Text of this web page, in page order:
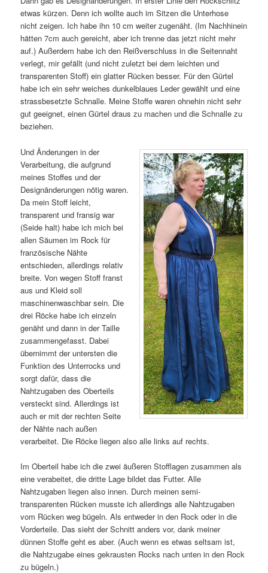
etwas kürzen. Denn ich wollte auch im Sitzen die Unterhose
nicht zeigen. Ich habe ihn 10 cm weiter zugenäht. (Im Nachhinein
hätten 7cm auch gereicht, aber ich trenne das jetzt nicht mehr
auf.) Außerdem habe ich den Reißverschluss in die Seitennaht
verlegt, mir gefällt (und nicht zuletzt bei dem leichten und
transparenten Stoff) ein glatter Rücken besser. Für den Gürtel
habe ich ein sehr weiches dunkelblaues Leder gewählt und eine
strassbesetzte Schnalle. Meine Stoffe waren ohnehin nicht sehr
gut geeignet, einen Gürtel draus zu machen und die Schnalle zu
beziehen.
Und Änderungen in der
Verarbeitung, die aufgrund
meines Stoffes und der
Designänderungen nötig waren.
Da mein Stoff leicht,
transparent und fransig war
(Seide halt) habe ich mich bei
allen Säumen im Rock für
französische Nähte
entschieden, allerdings relativ
breite. Von wegen Stoff franst
aus und Kleid soll
maschinenwaschbar sein. Die
drei Röcke habe ich einzeln
genäht und dann in der Taille
zusammengefasst. Dabei
übernimmt der untersten die
Funktion des Unterrocks und
sorgt dafür, dass die
Nahtzugaben des Oberteils
versteckt sind. Allerdings ist
auch er mit der rechten Seite
der Nähte nach außen
verarbeitet. Die Röcke liegen also alle links auf rechts.
Im Oberteil habe ich die zwei äußeren Stofflagen zusammen als
eine verabeitet, die dritte Lage bildet das Futter. Alle
Nahtzugaben liegen also innen. Durch meinen semi-
transparenten Rücken musste ich allerdings alle Nahtzugaben
vom Rücken weg bügeln. Als entweder in den Rock oder in die
Vorderteile. Das sieht der Schnitt anders vor, dank meiner
dünnen Stoffe geht es aber. (Auch wenn es etwas seltsam ist,
die Nahtzugabe eines gekrausten Rocks nach unten in den Rock
zu bügeln.)